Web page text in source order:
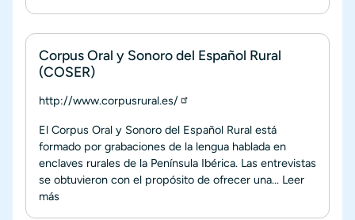
Corpus Oral y Sonoro del Español Rural
(COSER)
http://www.corpusrural.es/
El Corpus Oral y Sonoro del Español Rural está
formado por grabaciones de la lengua hablada en
enclaves rurales de la Península Ibérica. Las entrevistas
se obtuvieron con el propósito de ofrecer una... Leer
más